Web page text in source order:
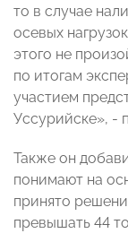
то в случае
осевых
этого не
по итогам
участием
Уссурийске», -
Также он
понимают на
принято
превышать 44